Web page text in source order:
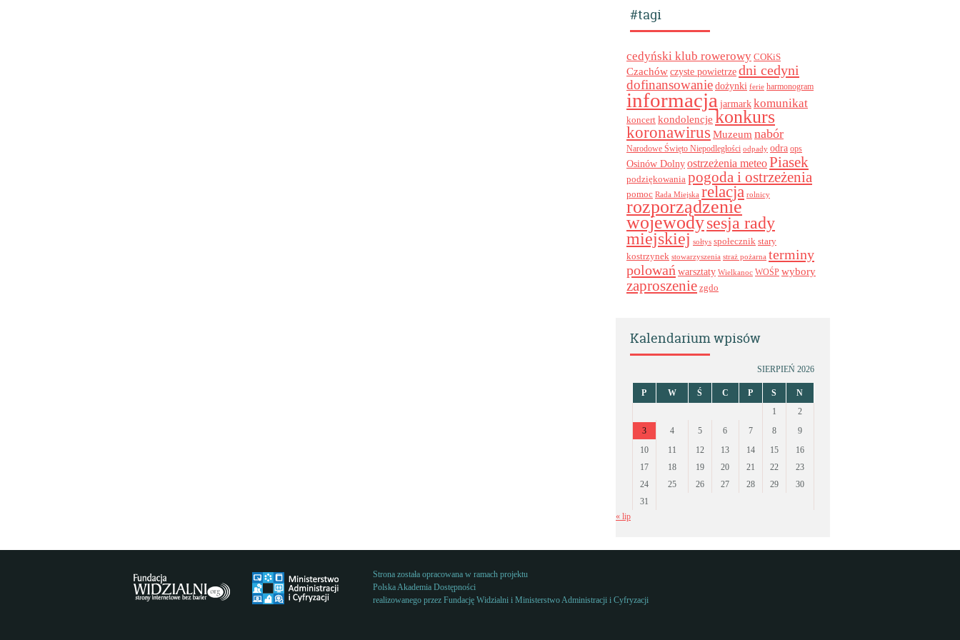
#tagi
cedyński klub rowerowy COKiS
Czachówczyste powietrzedni cedyni
dofinansowanie dożynki ferie harmonogram
informacja jarmark komunikat
koncert kondolencje konkurs
koronawirus Muzeum nabór
Narodowe Święto Niepodległości odpady odra ops
Osinów Dolnyostrzeżenia meteoPiasek
podziękowania pogoda i ostrzeżenia
pomoc Rada Miejska relacja rolnicy
rozporządzenie
wojewodysesja rady
miejskiej sołtys społecznik stary
kostrzynek stowarzyszenia straż pożarna terminy
polowań warsztaty Wielkanoc WOŚP wybory
zaproszenie zgdo
Kalendarium wpisów
SIERPIEŃ 2026
P W Ś C P S
N
1
2
3
4 5 6 7 8
9
10
11 12 13 14 15
16
17
18 19 20 21 22
23
24
25 26 27 28 29
30
31
« lip
Strona została opracowana w ramach projektu
Polska Akademia Dostępności
realizowanego przez Fundację Widzialni i Ministerstwo Administracji i Cyfryzacji